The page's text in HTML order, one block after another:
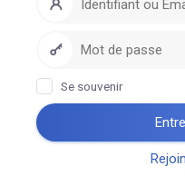
Se souvenir